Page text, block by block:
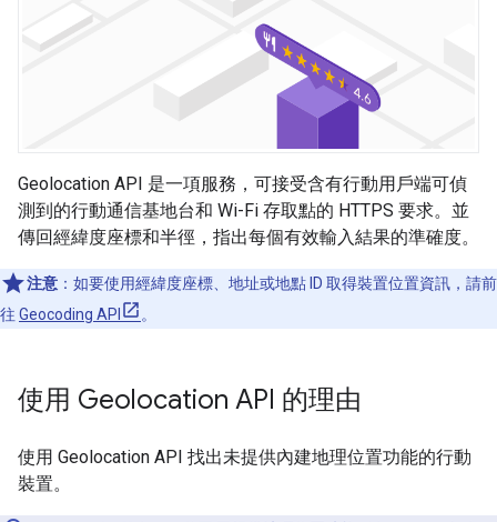
Geolocation API 是一項服務，可接受含有行動用戶端可偵
測到的行動通信基地台和 Wi-Fi 存取點的 HTTPS 要求。並
傳回經緯度座標和半徑，指出每個有效輸入結果的準確度。
注意 ：如要使用經緯度座標、地址或地點 ID 取得裝置位置資訊，請前
往 Geocoding API 。
使用 Geolocation API 的理由
使用 Geolocation API 找出未提供內建地理位置功能的行動
裝置。